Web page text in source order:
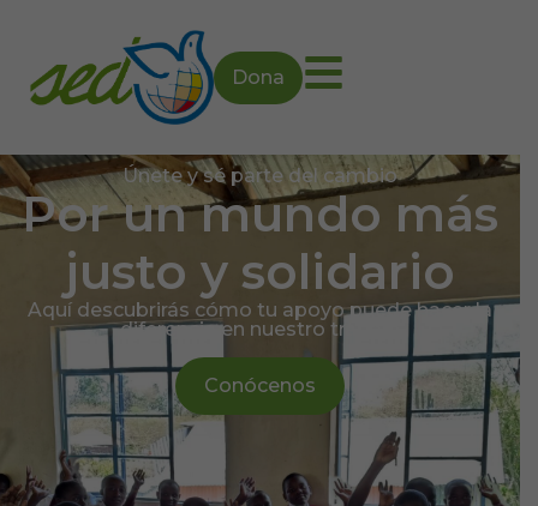
Dona
Campaña de emergencia
SED responde por
Venezuela
Cada ayuda cuenta. ¡Contamos contigo!
Cómo colaborar